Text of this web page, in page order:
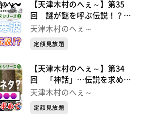
【天津木村のへぇ～】第35
回 謎が謎を呼ぶ伝説！？
アイヌシリーズ②
天津木村のへぇ～
定額見放題
【天津木村のへぇ～】第34
回 「神話」…伝説を求めて
アイヌシリーズ①
天津木村のへぇ～
定額見放題